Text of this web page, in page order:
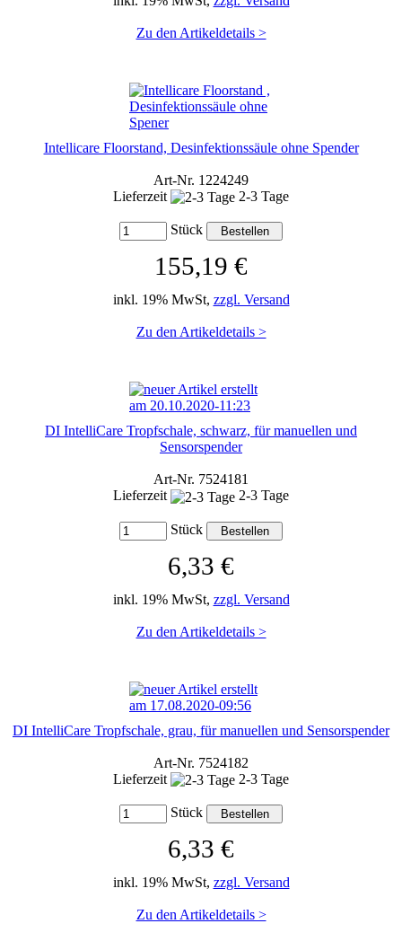
Zu den Artikeldetails >
Intellicare Floorstand, Desinfektionssäule ohne Spender
Art-Nr. 1224249
Lieferzeit
2-3 Tage
Stück
155,19 €
inkl. 19% MwSt, zzgl. Versand
Zu den Artikeldetails >
DI IntelliCare Tropfschale, schwarz, für manuellen und
Sensorspender
Art-Nr. 7524181
Lieferzeit
2-3 Tage
Stück
6,33 €
inkl. 19% MwSt, zzgl. Versand
Zu den Artikeldetails >
DI IntelliCare Tropfschale, grau, für manuellen und Sensorspender
Art-Nr. 7524182
Lieferzeit
2-3 Tage
Stück
6,33 €
inkl. 19% MwSt, zzgl. Versand
Zu den Artikeldetails >